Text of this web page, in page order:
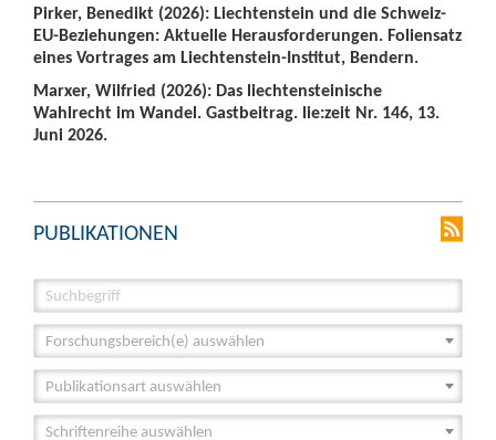
Pirker, Benedikt (2026): Liechtenstein und die Schweiz-
EU-Beziehungen: Aktuelle Herausforderungen. Foliensatz
eines Vortrages am Liechtenstein-Institut, Bendern.
Marxer, Wilfried (2026): Das liechtensteinische
Wahlrecht im Wandel. Gastbeitrag. lie:zeit Nr. 146, 13.
Juni 2026.
PUBLIKATIONEN
Forschungsbereich(e) auswählen
Publikationsart auswählen
Schriftenreihe auswählen